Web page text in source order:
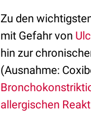
Zu den
mit Gefahr von
hin zur
(Ausnahme:
allergischen